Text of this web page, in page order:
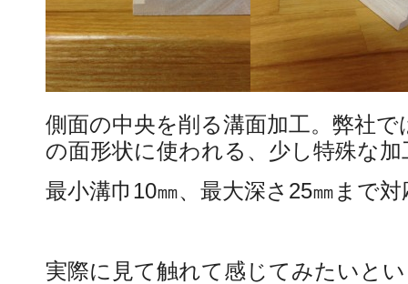
側面の中央を削る溝面加工。弊社
の面形状に使われる、少し特殊な
最小溝巾10㎜、最大深さ25㎜まで
実際に見て触れて感じてみたいと